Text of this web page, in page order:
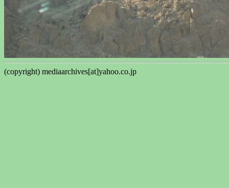
(copyright) mediaarchives[at]yahoo.co.jp